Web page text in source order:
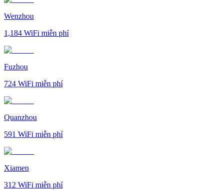
Wenzhou
1,184 WiFi miễn phí
Fuzhou
724 WiFi miễn phí
Quanzhou
591 WiFi miễn phí
Xiamen
312 WiFi miễn phí